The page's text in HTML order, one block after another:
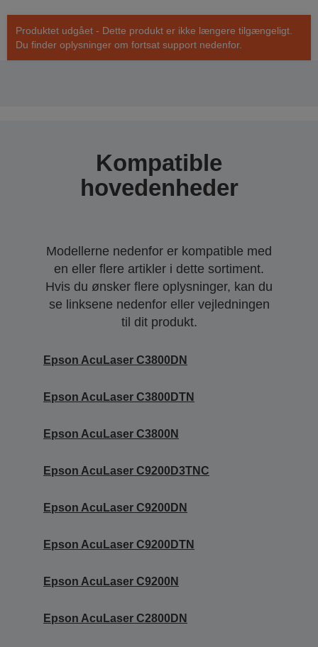
Produktet udgået - Dette produkt er ikke længere tilgængeligt.
Du finder oplysninger om fortsat support nedenfor.
Kompatible
hovedenheder
Modellerne nedenfor er kompatible med
en eller flere artikler i dette sortiment.
Hvis du ønsker flere oplysninger, kan du
se linksene nedenfor eller vejledningen
til dit produkt.
Epson AcuLaser C3800DN
Epson AcuLaser C3800DTN
Epson AcuLaser C3800N
Epson AcuLaser C9200D3TNC
Epson AcuLaser C9200DN
Epson AcuLaser C9200DTN
Epson AcuLaser C9200N
Epson AcuLaser C2800DN